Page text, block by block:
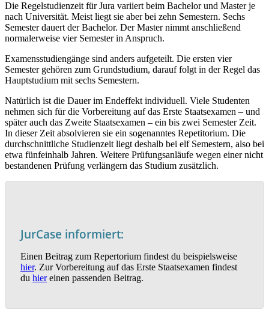
Die Regelstudienzeit für Jura variiert beim Bachelor und Master je
nach Universität. Meist liegt sie aber bei zehn Semestern. Sechs
Semester dauert der Bachelor. Der Master nimmt anschließend
normalerweise vier Semester in Anspruch.
Examensstudiengänge sind anders aufgeteilt. Die ersten vier
Semester gehören zum Grundstudium, darauf folgt in der Regel das
Hauptstudium mit sechs Semestern.
Natürlich ist die Dauer im Endeffekt individuell. Viele Studenten
nehmen sich für die Vorbereitung auf das Erste Staatsexamen – und
später auch das Zweite Staatsexamen – ein bis zwei Semester Zeit.
In dieser Zeit absolvieren sie ein sogenanntes Repetitorium. Die
durchschnittliche Studienzeit liegt deshalb bei elf Semestern, also bei
etwa fünfeinhalb Jahren. Weitere Prüfungsanläufe wegen einer nicht
bestandenen Prüfung verlängern das Studium zusätzlich.
JurCase informiert:
Einen Beitrag zum Repertorium findest du beispielsweise
hier. Zur Vorbereitung auf das Erste Staatsexamen findest
du hiereinen passenden Beitrag.